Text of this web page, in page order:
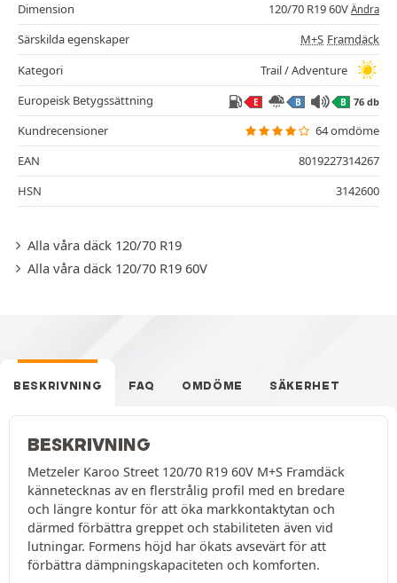
Dimension
120/70 R19 60V Ändra
Särskilda egenskaper M+S Framdäck
Kategori
Trail / Adventure
Europeisk Betygssättning
E B B 76 db
Kundrecensioner
64 omdöme
EAN
8019227314267
HSN
3142600
Alla våra däck 120/70 R19
Alla våra däck 120/70 R19 60V
BESKRIVNING FAQ OMDÖME SÄKERHET
BESKRIVNING
Metzeler Karoo Street 120/70 R19 60V M+S Framdäck
kännetecknas av en flerstrålig profil med en bredare
och längre kontur för att öka markkontaktytan och
därmed förbättra greppet och stabiliteten även vid
lutningar. Formens höjd har ökats avsevärt för att
förbättra dämpningskapaciteten och komforten.